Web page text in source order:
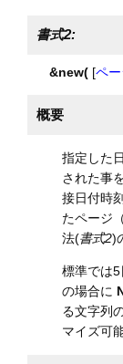
書式2:
&new([ペー
概要
指定した
された事
接日付時
たページ
法(書式2)
標準では
の場合に
る文字列
マイズ可